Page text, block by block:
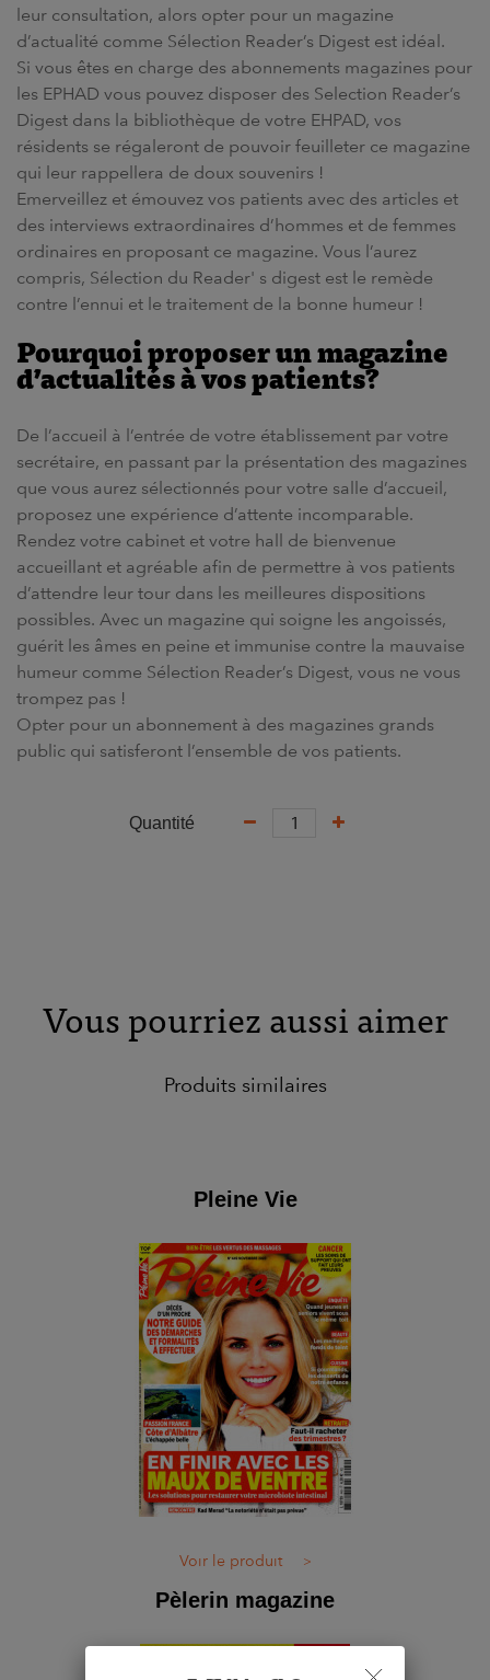
leur consultation, alors opter pour un magazine
d’actualité comme Sélection Reader’s Digest est idéal.
Si vous êtes en charge des abonnements magazines pour
les EPHAD vous pouvez disposer des Selection Reader’s
Digest dans la bibliothèque de votre EHPAD, vos
résidents se régaleront de pouvoir feuilleter ce magazine
qui leur rappellera de doux souvenirs !
Emerveillez et émouvez vos patients avec des articles et
des interviews extraordinaires d’hommes et de femmes
ordinaires en proposant ce magazine. Vous l’aurez
compris, Sélection du Reader' s digest est le remède
contre l’ennui et le traitement de la bonne humeur !
Pourquoi proposer un magazine
d’actualités à vos patients?
De l’accueil à l’entrée de votre établissement par votre
secrétaire, en passant par la présentation des magazines
que vous aurez sélectionnés pour votre salle d’accueil,
proposez une expérience d’attente incomparable.
Rendez votre cabinet et votre hall de bienvenue
accueillant et agréable afin de permettre à vos patients
d’attendre leur tour dans les meilleures dispositions
possibles. Avec un magazine qui soigne les angoissés,
guérit les âmes en peine et immunise contre la mauvaise
humeur comme Sélection Reader’s Digest, vous ne vous
trompez pas !
Opter pour un abonnement à des magazines grands
public qui satisferont l’ensemble de vos patients.
Quantité
Vous pourriez aussi aimer
Produits similaires
Pleine Vie
Voir le produit >
Pèlerin magazine